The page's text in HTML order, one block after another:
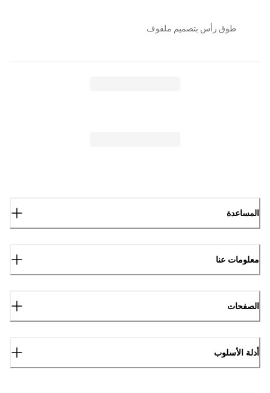
طوق رأس بتصميم ملفوف
المساعدة
معلومات عنا
الصفحات
أدلة الأسلوب